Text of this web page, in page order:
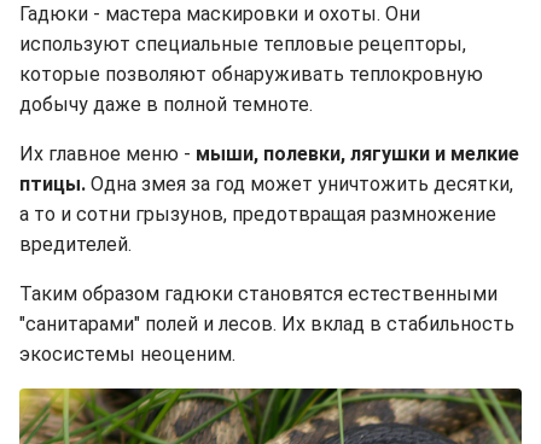
Гадюки - мастера маскировки и охоты. Они
используют специальные тепловые рецепторы,
которые позволяют обнаруживать теплокровную
добычу даже в полной темноте.
Их главное меню - мыши, полевки, лягушки и мелкие
птицы. Одна змея за год может уничтожить десятки,
а то и сотни грызунов, предотвращая размножение
вредителей.
Таким образом гадюки становятся естественными
"санитарами" полей и лесов. Их вклад в стабильность
экосистемы неоценим.